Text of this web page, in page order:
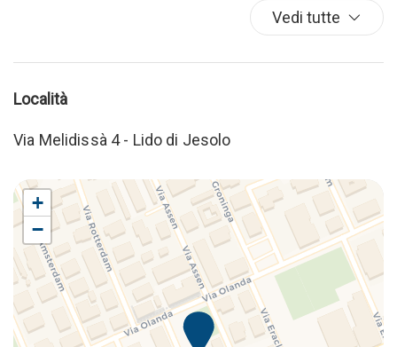
Vedi tutte
Località
Via Melidissà 4 - Lido di Jesolo
+
−